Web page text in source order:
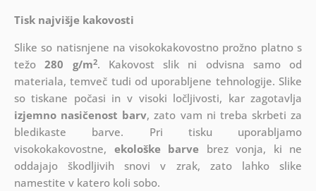
Tisk najvišje kakovosti
Slike so natisnjene na visokokakovostno prožno platno s
težo280 g/m2. Kakovost slik ni odvisna samo od
materiala, temveč tudi od uporabljene tehnologije. Slike
so tiskane počasi in v visoki ločljivosti, kar zagotavlja
izjemno nasičenost barv, zato vam ni treba skrbeti za
bledikaste barve. Pri tisku uporabljamo
visokokakovostne, ekološke barve brez vonja, ki ne
oddajajo škodljivih snovi v zrak, zato lahko slike
namestite v katero koli sobo.